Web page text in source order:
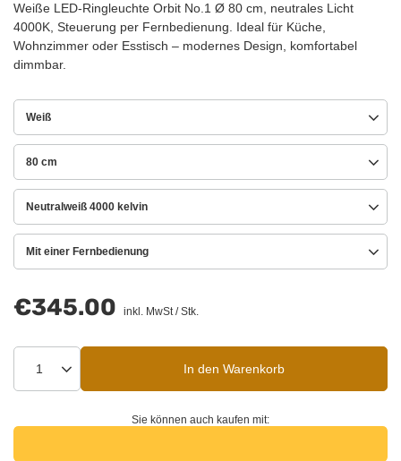
Weiße LED-Ringleuchte Orbit No.1 Ø 80 cm, neutrales Licht
4000K, Steuerung per Fernbedienung. Ideal für Küche,
Wohnzimmer oder Esstisch – modernes Design, komfortabel
dimmbar.
Weiß
80 cm
Neutralweiß 4000 kelvin
Mit einer Fernbedienung
€345.00 inkl. MwSt/Stk.
In den Warenkorb
Sie können auch kaufen mit: